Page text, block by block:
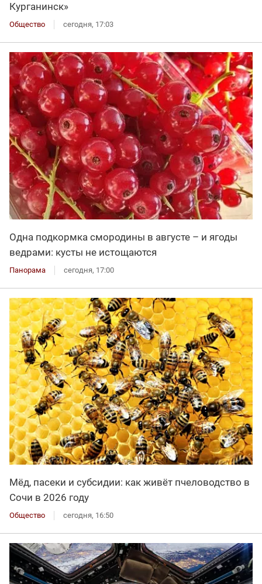
Курганинск»
Общество сегодня, 17:03
Одна подкормка смородины в августе – и ягоды
ведрами: кусты не истощаются
Панорама сегодня, 17:00
Мёд, пасеки и субсидии: как живёт пчеловодство в
Сочи в 2026 году
Общество сегодня, 16:50